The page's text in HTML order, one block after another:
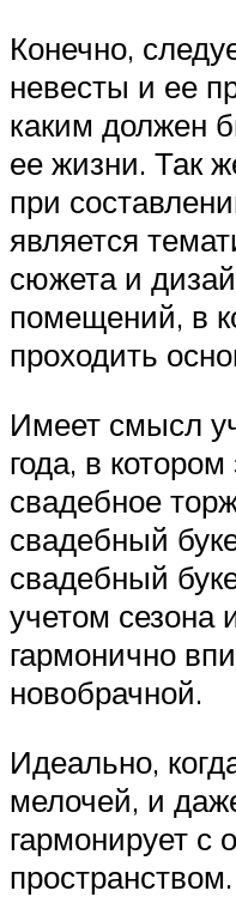
Конечно,
невесты и ее
каким должен
ее жизни. Так
при
является
сюжета и
помещений, в
проходить
Имеет смысл
года, в
свадебное
свадебный
свадебный
учетом сезона
гармонично
новобрачной.
Идеально,
мелочей, и
гармонирует
пространством.